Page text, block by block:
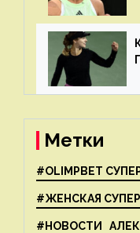
Метки
#OLIMPBET
#ЖЕНСКАЯ
#НОВОСТИ